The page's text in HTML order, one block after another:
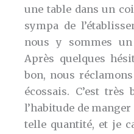
une table dans un
sympa de
nous y sommes
Après quelques
bon, nous
écossais. C’est
l’habitude de
telle quantité, et je